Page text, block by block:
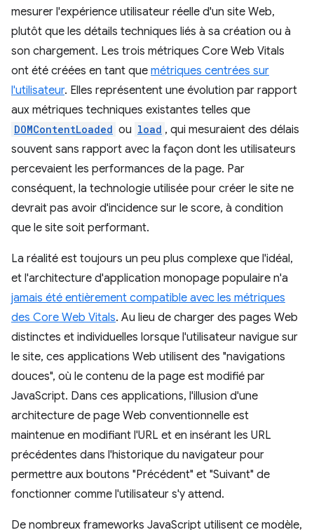
mesurer l'expérience utilisateur réelle d'un site Web,
plutôt que les détails techniques liés à sa création ou à
son chargement. Les trois métriques Core Web Vitals
ont été créées en tant que métriques centrées sur
l'utilisateur. Elles représentent une évolution par rapport
aux métriques techniques existantes telles que
DOMContentLoaded ou load , qui mesuraient des délais
souvent sans rapport avec la façon dont les utilisateurs
percevaient les performances de la page. Par
conséquent, la technologie utilisée pour créer le site ne
devrait pas avoir d'incidence sur le score, à condition
que le site soit performant.
La réalité est toujours un peu plus complexe que l'idéal,
et l'architecture d'application monopage populaire n'a
jamais été entièrement compatible avec les métriques
des Core Web Vitals. Au lieu de charger des pages Web
distinctes et individuelles lorsque l'utilisateur navigue sur
le site, ces applications Web utilisent des "navigations
douces", où le contenu de la page est modifié par
JavaScript. Dans ces applications, l'illusion d'une
architecture de page Web conventionnelle est
maintenue en modifiant l'URL et en insérant les URL
précédentes dans l'historique du navigateur pour
permettre aux boutons "Précédent" et "Suivant" de
fonctionner comme l'utilisateur s'y attend.
De nombreux frameworks JavaScript utilisent ce modèle,